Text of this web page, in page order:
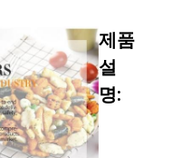
제품
설
명: